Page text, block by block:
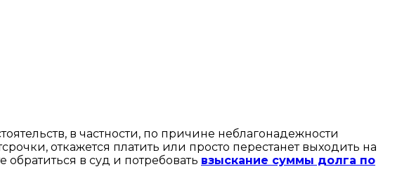
в частности, по причине неблагонадежности
откажется платить или просто перестанет выходить на
в суд и потребовать взыскание суммы долга по